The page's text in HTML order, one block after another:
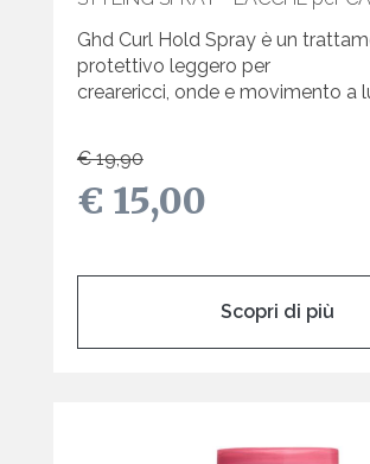
Ghd Curl Hold Spray è un
protettivo leggero per
crearericci, onde e movimento a
€ 19,90
€ 15,00
Scopri di più